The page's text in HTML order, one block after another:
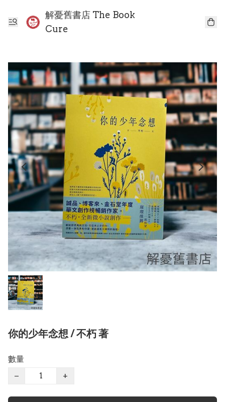
解憂舊書店 The Book
Cure
你的少年念想 / 不朽 著
數量
−
+